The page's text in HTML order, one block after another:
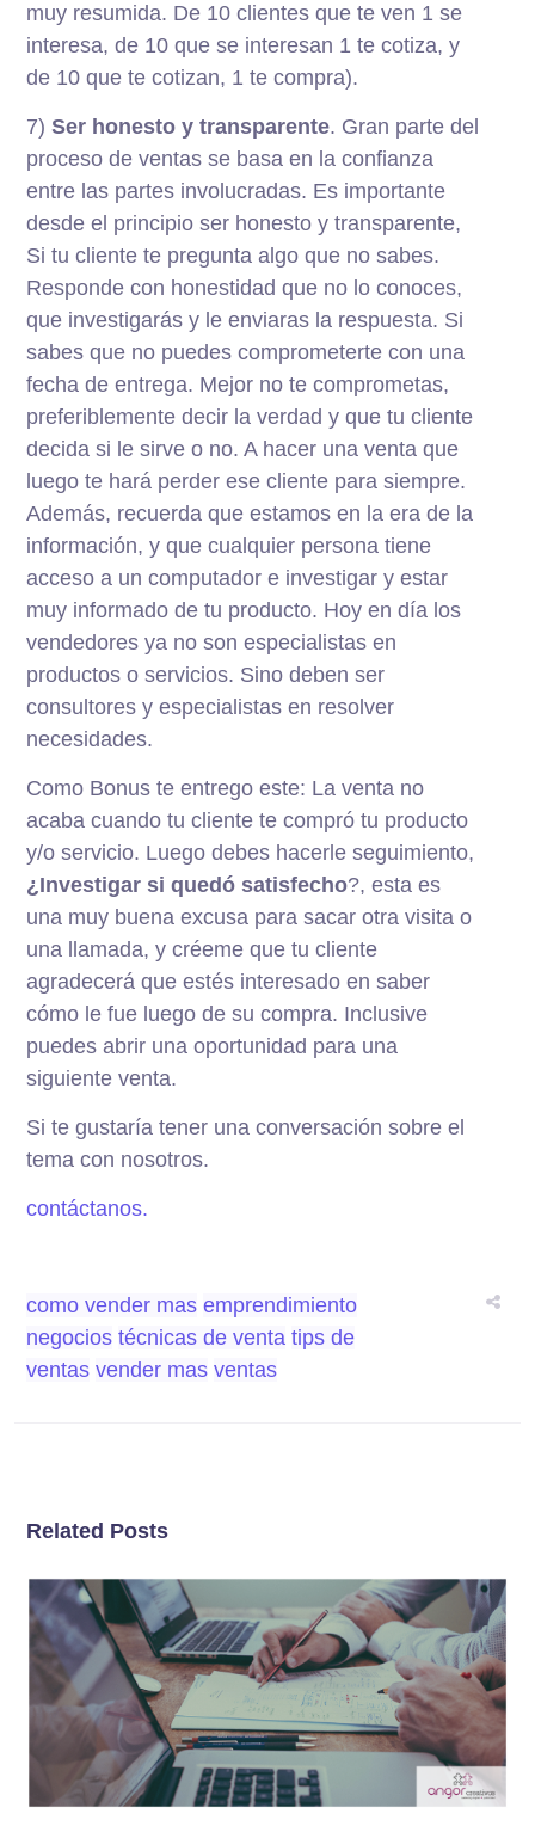
muy resumida. De 10 clientes que te ven 1 se
interesa, de 10 que se interesan 1 te cotiza, y
de 10 que te cotizan, 1 te compra).
7)Ser honesto y transparente. Gran parte del
proceso de ventas se basa en la confianza
entre las partes involucradas. Es importante
desde el principio ser honesto y transparente,
Si tu cliente te pregunta algo que no sabes.
Responde con honestidad que no lo conoces,
que investigarás y le enviaras la respuesta. Si
sabes que no puedes comprometerte con una
fecha de entrega. Mejor no te comprometas,
preferiblemente decir la verdad y que tu cliente
decida si le sirve o no. A hacer una venta que
luego te hará perder ese cliente para siempre.
Además, recuerda que estamos en la era de la
información, y que cualquier persona tiene
acceso a un computador e investigar y estar
muy informado de tu producto. Hoy en día los
vendedores ya no son especialistas en
productos o servicios. Sino deben ser
consultores y especialistas en resolver
necesidades.
Como Bonus te entrego este: La venta no
acaba cuando tu cliente te compró tu producto
y/o servicio. Luego debes hacerle seguimiento,
¿Investigar si quedó satisfecho?, esta es
una muy buena excusa para sacar otra visita o
una llamada, y créeme que tu cliente
agradecerá que estés interesado en saber
cómo le fue luego de su compra. Inclusive
puedes abrir una oportunidad para una
siguiente venta.
Si te gustaría tener una conversación sobre el
tema con nosotros.
contáctanos.
como vender mas emprendimiento
negocios técnicas de venta tips de
ventas vender mas ventas
Related Posts